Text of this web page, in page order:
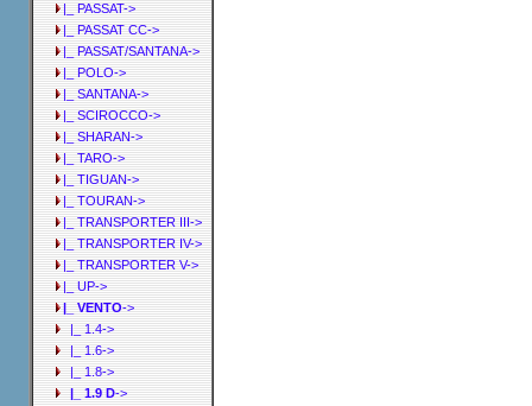
|_ PASSAT->
|_ PASSAT CC->
|_ PASSAT/SANTANA->
|_ POLO->
|_ SANTANA->
|_ SCIROCCO->
|_ SHARAN->
|_ TARO->
|_ TIGUAN->
|_ TOURAN->
|_ TRANSPORTER III->
|_ TRANSPORTER IV->
|_ TRANSPORTER V->
|_ UP->
|_ VENTO->
|_ 1.4->
|_ 1.6->
|_ 1.8->
|_ 1.9 D->